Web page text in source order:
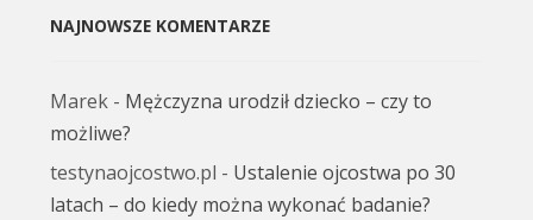
NAJNOWSZE KOMENTARZE
Marek - Mężczyzna urodził dziecko – czy to
możliwe?
testynaojcostwo.pl - Ustalenie ojcostwa po 30
latach – do kiedy można wykonać badanie?